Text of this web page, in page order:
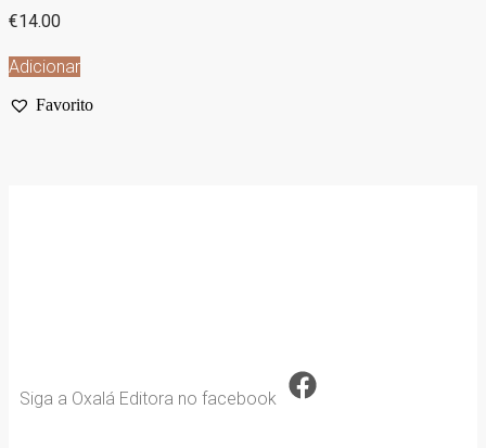
€14.00
Adicionar
Favorito
Siga a Oxalá Editora no facebook